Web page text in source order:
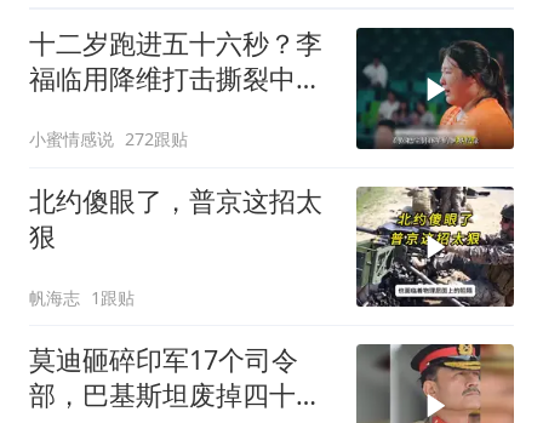
十二岁跑进五十六秒？李
福临用降维打击撕裂中国
小蜜情感说 272跟贴
北约傻眼了，普京这招太
狠
帆海志 1跟贴
莫迪砸碎印军17个司令
部，巴基斯坦废掉四十年